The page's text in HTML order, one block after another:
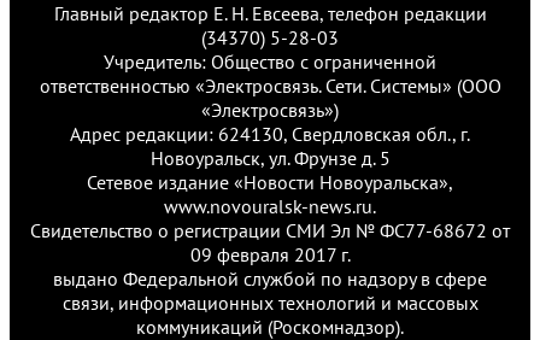
Главный редактор Е. Н. Евсеева, телефон редакции
(34370) 5-28-03
Учредитель: Общество с ограниченной
ответственностью «Электросвязь. Сети. Системы» (ООО
«Электросвязь»)
Адрес редакции: 624130, Свердловская обл., г.
Новоуральск, ул. Фрунзе д. 5
Сетевое издание «Новости Новоуральска»,
www.novouralsk-news.ru.
Свидетельство о регистрации СМИ Эл № ФС77-68672 от
09 февраля 2017 г.
выдано Федеральной службой по надзору в сфере
связи, информационных технологий и массовых
коммуникаций (Роскомнадзор).